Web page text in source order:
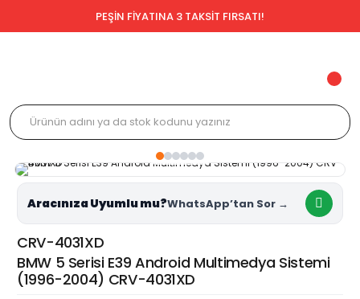
PEŞİN FİYATINA 3 TAKSİT FIRSATI!
Aracınıza Uyumlu mu?
CRV-4031XD
BMW 5 Serisi E39 Android Multimedya Sistemi
(1996-2004) CRV-4031XD